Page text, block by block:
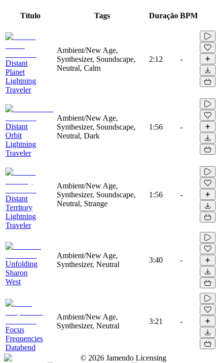
Título Tags Duração BPM
Distant
Planet
Lightning
Traveler
Ambient/New Age,
Synthesizer, Soundscape,
Neutral, Calm
2:12 -
Distant
Orbit
Lightning
Traveler
Ambient/New Age,
Synthesizer, Soundscape,
Neutral, Dark
1:56 -
Distant
Territory
Lightning
Traveler
Ambient/New Age,
Synthesizer, Soundscape,
Neutral, Strange
1:56 -
Unfolding
Sharon
West
Ambient/New Age,
Synthesizer, Neutral
3:40 -
Focus
Frequencies
Databend
Ambient/New Age,
Synthesizer, Neutral
3:21 -
© 2026 Jamendo Licensing